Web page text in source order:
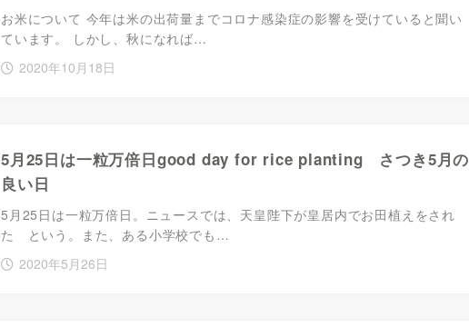
お米について 今年は米の出荷量までコロナ感染症の影響を受けていると聞い
ています。 しかし、秋になれば…
2020年10月18日
5月25日は一粒万倍日good day for rice planting さつき5月の
良い日
5月25日は一粒万倍日。ニュースでは、天皇陛下が皇居内でお田植えをされ
た という。また、ある小学校でも…
2020年5月26日